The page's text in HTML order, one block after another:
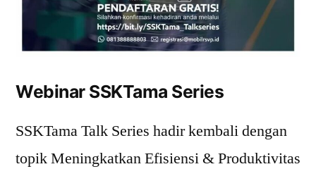
Webinar SSKTama Series
SSKTama Talk Series hadir kembali dengan
topik Meningkatkan Efisiensi & Produktivitas